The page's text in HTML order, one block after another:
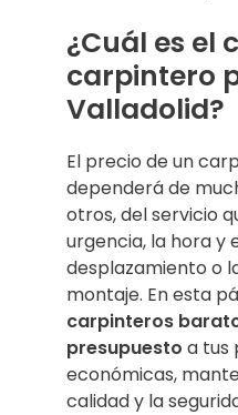
¿Cuál es el
carpintero
Valladolid?
El precio de un
dependerá de
otros, del servicio
urgencia, la hora y
desplazamiento o
montaje. En esta
carpinteros
presupuesto a tus
económicas,
calidad y la